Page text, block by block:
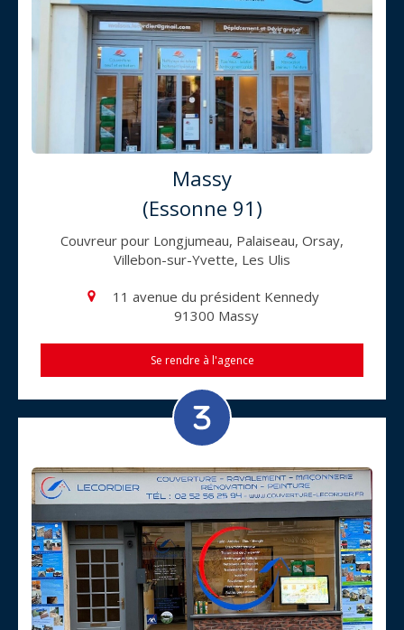
Massy
(Essonne 91)
Couvreur pour Longjumeau, Palaiseau, Orsay,
Villebon-sur-Yvette, Les Ulis
11 avenue du président Kennedy
91300 Massy
Se rendre à l'agence